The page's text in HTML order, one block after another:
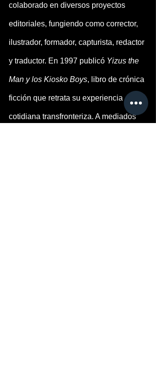
colaborado en diversos proyectos
editoriales, fungiendo como corrector,
ilustrador, formador, capturista, redactor
y traductor. En 1997 publicó Yizus the
Man y los Kiosko Boys, libro de crónica
ficción que retrata su experiencia
cotidiana transfronteriza. A mediados